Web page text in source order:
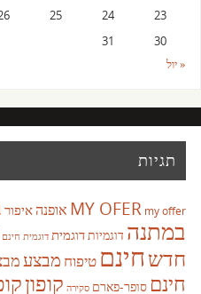
23
24
25
30
31
« יול
תגיות
MY OFER my offer אופנהאיפור
במתנה דוגמיותדוגמית דוגמית חינם
חדשחינם טיפוח מבצע
חינם סופר-פארם סקירה קופון